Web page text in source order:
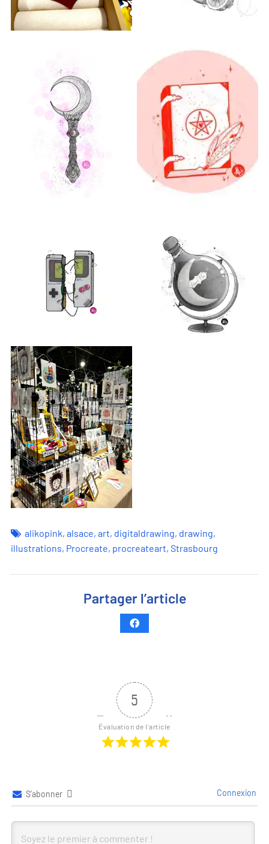
alikopink,alsace,art, digitaldrawing, drawing,
illustrations, Procreate, procreateart, Strasbourg
Partager l’article
5
Évaluation de l'article
S’abonner Connexion